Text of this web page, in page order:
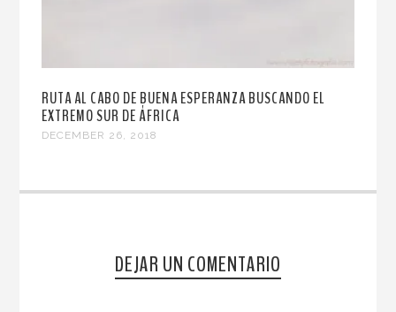
RUTA AL CABO DE BUENA ESPERANZA BUSCANDO EL
EXTREMO SUR DE ÁFRICA
DECEMBER 26, 2018
DEJAR UN COMENTARIO